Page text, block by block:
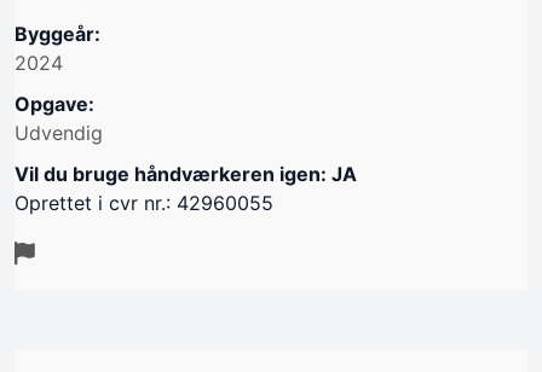
Byggeår:
2024
Opgave:
Udvendig
Vil du bruge håndværkeren igen: JA
Oprettet i cvr nr.: 42960055